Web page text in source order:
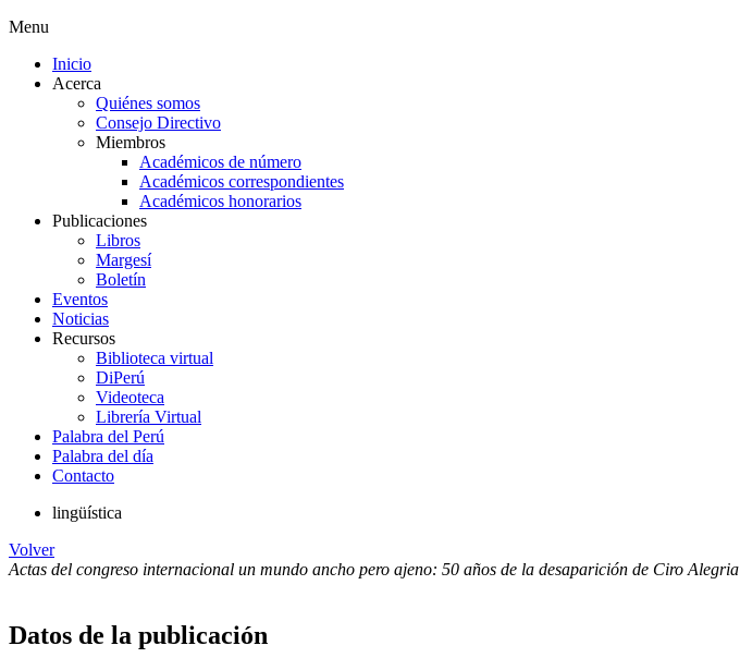
Menu
Inicio
Acerca
Quiénes somos
Consejo Directivo
Miembros
Académicos de número
Académicos correspondientes
Académicos honorarios
Publicaciones
Libros
Margesí
Boletín
Eventos
Noticias
Recursos
Biblioteca virtual
DiPerú
Videoteca
Librería Virtual
Palabra del Perú
Palabra del día
Contacto
lingüística
Volver
Actas del congreso internacional un mundo ancho pero ajeno: 50 años de la desaparición de Ciro Alegria
Datos de la publicación